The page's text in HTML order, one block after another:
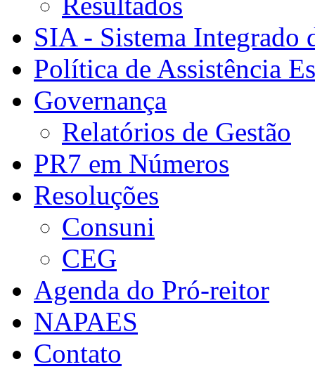
SIA - Sistema Integrado
Política de Assistência
Governança
Relatórios de Gestão
PR7 em Números
Resoluções
Consuni
CEG
Agenda do Pró-reitor
NAPAES
Contato